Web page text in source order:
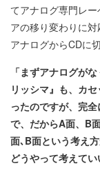
てアナログ専門レ
アの移り変わりに対
アナログからCDに
「まずアナログが
リッシマ』も、カ
ったのですが、完
で、だからA面、B
面､B面という考え
どうやって考えて